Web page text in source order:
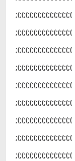
;(;(;(;(;(;(;(;(;(;(;(;(;(;(
;(;(;(;(;(;(;(;(;(;(;(;(;(;(
;(;(;(;(;(;(;(;(;(;(;(;(;(;(
;(;(;(;(;(;(;(;(;(;(;(;(;(;(
;(;(;(;(;(;(;(;(;(;(;(;(;(;(
;(;(;(;(;(;(;(;(;(;(;(;(;(;(
;(;(;(;(;(;(;(;(;(;(;(;(;(;(
;(;(;(;(;(;(;(;(;(;(;(;(;(;(
;(;(;(;(;(;(;(;(;(;(;(;(;(;(